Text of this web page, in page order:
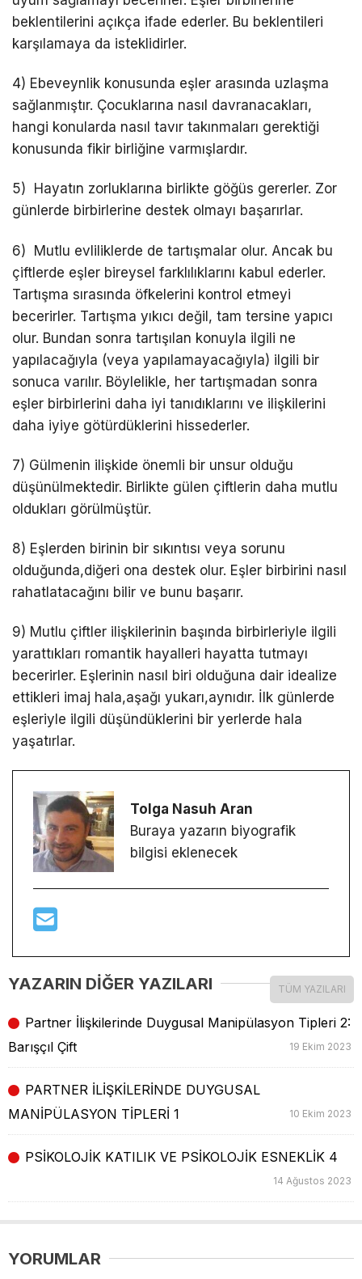
beklentilerini açıkça ifade ederler. Bu beklentileri
karşılamaya da isteklidirler.
4) Ebeveynlik konusunda eşler arasında uzlaşma
sağlanmıştır. Çocuklarına nasıl davranacakları,
hangi konularda nasıl tavır takınmaları gerektiği
konusunda fikir birliğine varmışlardır.
5) Hayatın zorluklarına birlikte göğüs gererler. Zor
günlerde birbirlerine destek olmayı başarırlar.
6) Mutlu evliliklerde de tartışmalar olur. Ancak bu
çiftlerde eşler bireysel farklılıklarını kabul ederler.
Tartışma sırasında öfkelerini kontrol etmeyi
becerirler. Tartışma yıkıcı değil, tam tersine yapıcı
olur. Bundan sonra tartışılan konuyla ilgili ne
yapılacağıyla (veya yapılamayacağıyla) ilgili bir
sonuca varılır. Böylelikle, her tartışmadan sonra
eşler birbirlerini daha iyi tanıdıklarını ve ilişkilerini
daha iyiye götürdüklerini hissederler.
7) Gülmenin ilişkide önemli bir unsur olduğu
düşünülmektedir. Birlikte gülen çiftlerin daha mutlu
oldukları görülmüştür.
8) Eşlerden birinin bir sıkıntısı veya sorunu
olduğunda,diğeri ona destek olur. Eşler birbirini nasıl
rahatlatacağını bilir ve bunu başarır.
9) Mutlu çiftler ilişkilerinin başında birbirleriyle ilgili
yarattıkları romantik hayalleri hayatta tutmayı
becerirler. Eşlerinin nasıl biri olduğuna dair idealize
ettikleri imaj hala,aşağı yukarı,aynıdır. İlk günlerde
eşleriyle ilgili düşündüklerini bir yerlerde hala
yaşatırlar.
Tolga Nasuh Aran
Buraya yazarın biyografik
bilgisi eklenecek
YAZARIN DİĞER YAZILARI TÜM YAZILARI
Partner İlişkilerinde Duygusal Manipülasyon Tipleri 2:
Barışçıl Çift
19 Ekim 2023
PARTNER İLİŞKİLERİNDE DUYGUSAL
MANİPÜLASYON TİPLERİ 1
10 Ekim 2023
PSİKOLOJİK KATILIK VE PSİKOLOJİK ESNEKLİK 4
14 Ağustos 2023
YORUMLAR